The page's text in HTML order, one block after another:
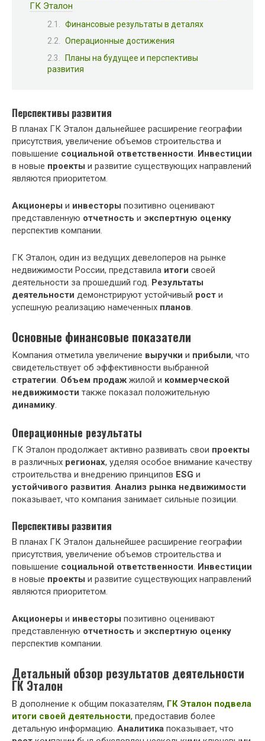
ГК Эталон
Финансовые результаты в деталях
Операционные достижения
Планы на будущее и перспективы
развития
Перспективы развития
В планах ГК Эталон дальнейшее расширение географии
присутствия, увеличение объемов строительства и
повышение социальной ответственности. Инвестиции
в новые проекты и развитие существующих направлений
являются приоритетом.
Акционеры и инвесторы позитивно оценивают
представленную отчетность и экспертную оценку
перспектив компании.
ГК Эталон, один из ведущих девелоперов на рынке
недвижимости России, представила итоги своей
деятельности за прошедший год. Результаты
деятельности демонстрируют устойчивый рост и
успешную реализацию намеченных планов.
Основные финансовые показатели
Компания отметила увеличение выручки и прибыли, что
свидетельствует об эффективности выбранной
стратегии. Объем продаж жилой и коммерческой
недвижимости также показал положительную
динамику.
Операционные результаты
ГК Эталон продолжает активно развивать свои проекты
в различных регионах, уделяя особое внимание качеству
строительства и внедрению принципов ESG и
устойчивого развития. Анализ рынка недвижимости
показывает, что компания занимает сильные позиции.
Перспективы развития
В планах ГК Эталон дальнейшее расширение географии
присутствия, увеличение объемов строительства и
повышение социальной ответственности. Инвестиции
в новые проекты и развитие существующих направлений
являются приоритетом.
Акционеры и инвесторы позитивно оценивают
представленную отчетность и экспертную оценку
перспектив компании.
Детальный обзор результатов деятельности
ГК Эталон
В дополнение к общим показателям, ГК Эталон подвела
итоги своей деятельности, предоставив более
детальную информацию. Аналитика показывает, что